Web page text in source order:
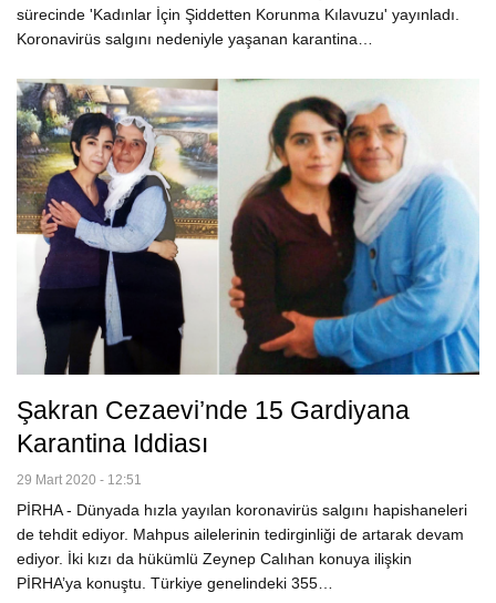
sürecinde 'Kadınlar İçin Şiddetten Korunma Kılavuzu' yayınladı.
Koronavirüs salgını nedeniyle yaşanan karantina…
Şakran Cezaevi’nde 15 Gardiyana
Karantina Iddiası
29 Mart 2020 - 12:51
PİRHA - Dünyada hızla yayılan koronavirüs salgını hapishaneleri
de tehdit ediyor. Mahpus ailelerinin tedirginliği de artarak devam
ediyor. İki kızı da hükümlü Zeynep Calıhan konuya ilişkin
PİRHA’ya konuştu. Türkiye genelindeki 355…